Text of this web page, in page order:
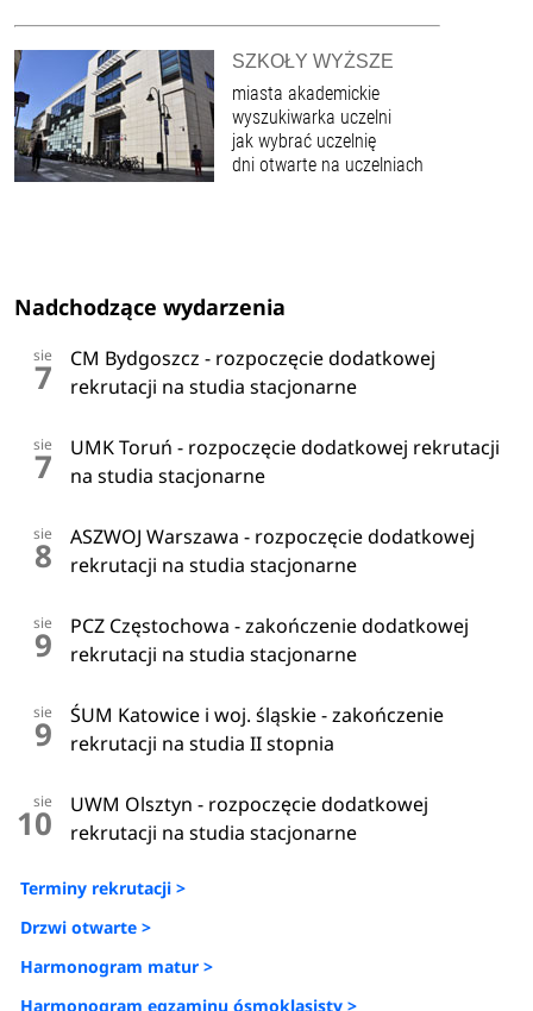
SZKOŁY WYŻSZE
miasta akademickie
wyszukiwarka uczelni
jak wybrać uczelnię
dni otwarte na uczelniach
Nadchodzące wydarzenia
sie
7
CM Bydgoszcz - rozpoczęcie dodatkowej
rekrutacji na studia stacjonarne
sie
7
UMK Toruń - rozpoczęcie dodatkowej rekrutacji
na studia stacjonarne
sie
8
ASZWOJ Warszawa - rozpoczęcie dodatkowej
rekrutacji na studia stacjonarne
sie
9
PCZ Częstochowa - zakończenie dodatkowej
rekrutacji na studia stacjonarne
sie
9
ŚUM Katowice i woj. śląskie - zakończenie
rekrutacji na studia II stopnia
sie
10
UWM Olsztyn - rozpoczęcie dodatkowej
rekrutacji na studia stacjonarne
Terminy rekrutacji >
Drzwi otwarte >
Harmonogram matur >
Harmonogram egzaminu ósmoklasisty >